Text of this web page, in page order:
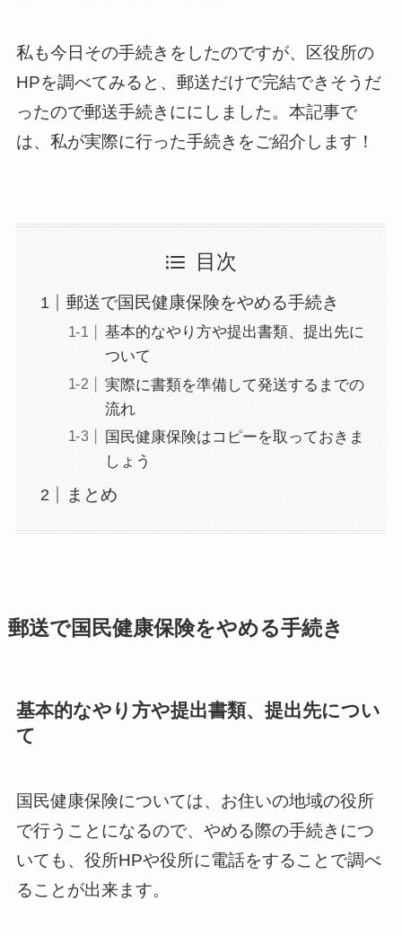
私も今日その手続きをしたのですが、区役所の
HPを調べてみると、郵送だけで完結できそうだ
ったので郵送手続きににしました。本記事で
は、私が実際に行った手続きをご紹介します！
目次
郵送で国民健康保険をやめる手続き
基本的なやり方や提出書類、提出先に
ついて
実際に書類を準備して発送するまでの
流れ
国民健康保険はコピーを取っておきま
しょう
まとめ
郵送で国民健康保険をやめる手続き
基本的なやり方や提出書類、提出先につい
て
国民健康保険については、お住いの地域の役所
で行うことになるので、やめる際の手続きにつ
いても、役所HPや役所に電話をすることで調べ
ることが出来ます。